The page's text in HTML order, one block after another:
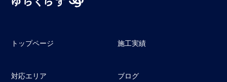
トップページ
対応エリア
施工実績
ブログ